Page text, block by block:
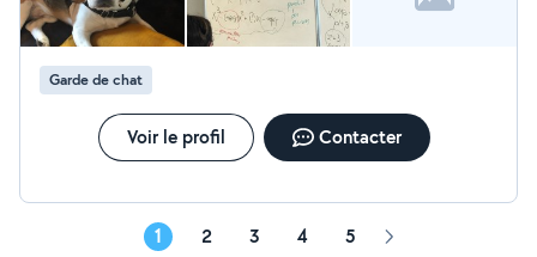
Garde de chat
Voir le profil Contacter
1 2 3 4 5 Page